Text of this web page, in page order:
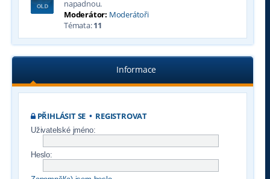
napadnou.
Moderátor: Moderátoři
Témata:11
Informace
PŘIHLÁSIT SE • REGISTROVAT
Uživatelské jméno:
Heslo: